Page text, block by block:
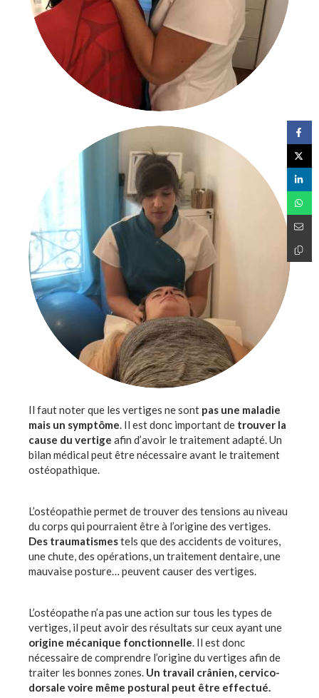
Il faut noter que les vertiges ne sont pas une maladie
mais un symptôme. Il est donc important de trouver la
cause du vertige afin d’avoir le traitement adapté. Un
bilan médical peut être nécessaire avant le traitement
ostéopathique.
L’ostéopathie permet de trouver des tensions au niveau
du corps qui pourraient être à l’origine des vertiges.
Des traumatismestels que des accidents de voitures,
une chute, des opérations, un traitement dentaire, une
mauvaise posture… peuvent causer des vertiges.
L’ostéopathe n’a pas une action sur tous les types de
vertiges, il peut avoir des résultats sur ceux ayant une
origine mécanique fonctionnelle. Il est donc
nécessaire de comprendre l’origine du vertiges afin de
traiter les bonnes zones. Un travail crânien, cervico-
dorsale voire même postural peut être effectué.